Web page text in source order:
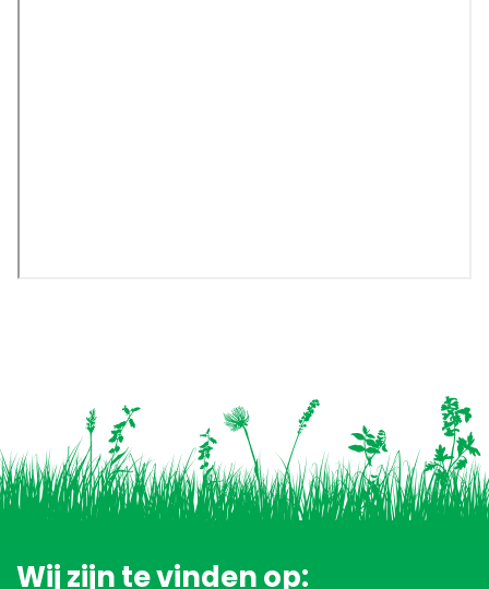
Wij zijn te vinden op: